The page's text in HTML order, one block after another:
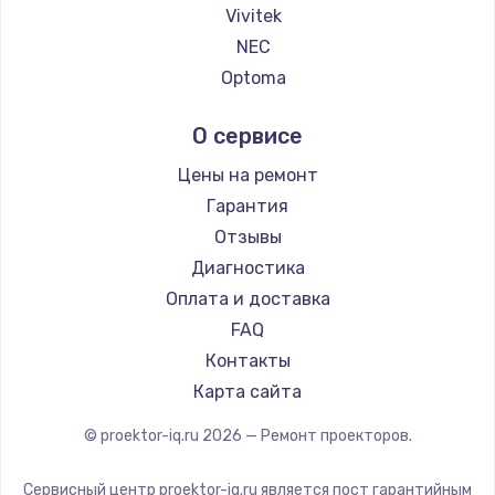
2500 руб.
Заказать
1300 руб.
Заказать
Техобслуживание
Заказать
Установка / подключение / демонтаж
1300 руб.
Vivitek
NEC
Optoma
Infocus
Barco
Xgimi
Canon
JVC
Hiper
HITACHI
Panasonic
Hisense
О сервисе
Цены на ремонт
Гарантия
Отзывы
Диагностика
Оплата и доставка
FAQ
Контакты
Карта сайта
© proektor-iq.ru 2026 — Ремонт проекторов.
Сервисный центр proektor-iq.ru является пост гарантийным